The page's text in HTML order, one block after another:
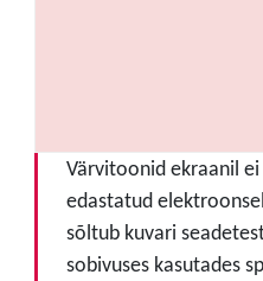
Värvitoonid ekraanil
edastatud
sõltub kuvari
sobivuses kasutades